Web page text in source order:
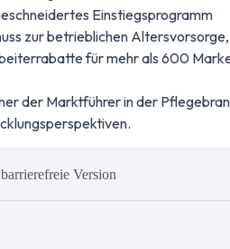
barrierefreie Version